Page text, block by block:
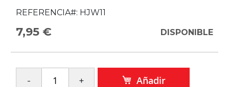
REFERENCIA#: HJW11
7,95 € DISPONIBLE
Añadir